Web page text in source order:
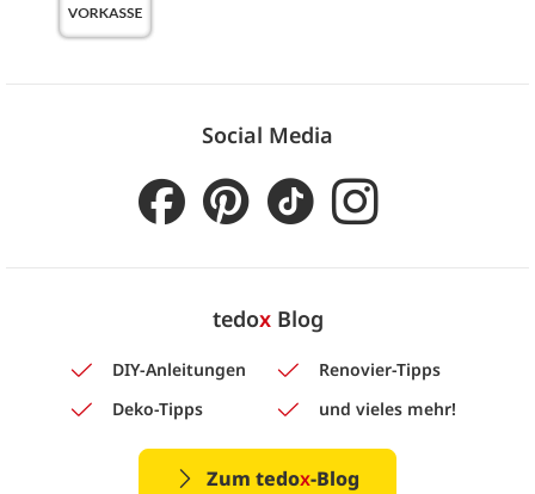
Social Media
tedoxBlog
DIY-Anleitungen
Renovier-Tipps
Deko-Tipps
und vieles mehr!
Zum tedox-Blog